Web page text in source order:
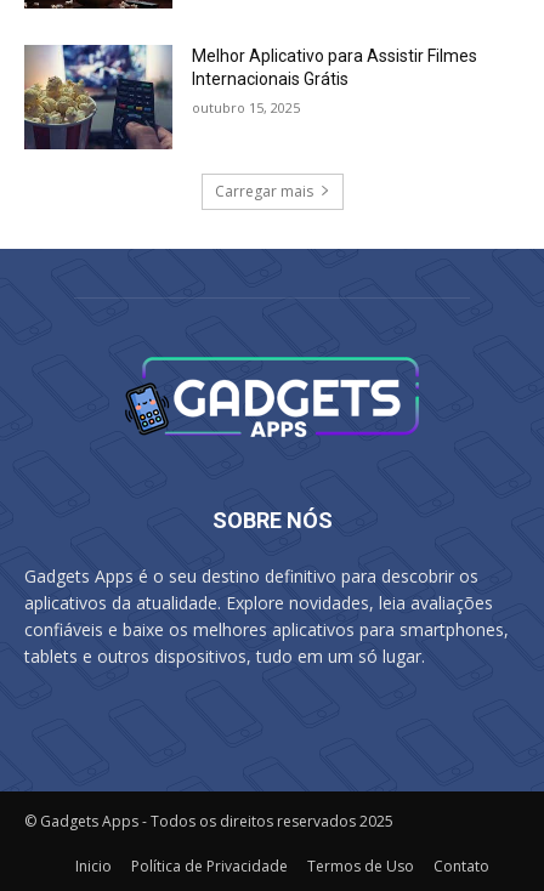
Melhor Aplicativo para Assistir Filmes
Internacionais Grátis
outubro 15, 2025
Carregar mais
SOBRE NÓS
Gadgets Apps é o seu destino definitivo para descobrir os
aplicativos da atualidade. Explore novidades, leia avaliações
confiáveis e baixe os melhores aplicativos para smartphones,
tablets e outros dispositivos, tudo em um só lugar.
© Gadgets Apps - Todos os direitos reservados 2025
Inicio Política de Privacidade Termos de Uso Contato